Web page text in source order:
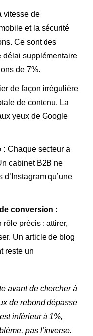
vitesse de
et la sécurité
Ce sont des
délai supplémentaire
de 7%.
de façon irrégulière
de contenu. La
yeux de Google
: Chaque secteur a
cabinet B2B ne
qu’une
conversion :
précis : attirer,
Un article de blog
reste un
avant de chercher à
de rebond dépasse
inférieur à 1%,
pas l’inverse.